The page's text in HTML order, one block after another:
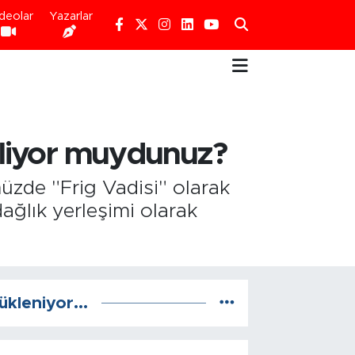
Yazarlar
muydunuz?
"Frig Vadisi" olarak
yerleşimi olarak